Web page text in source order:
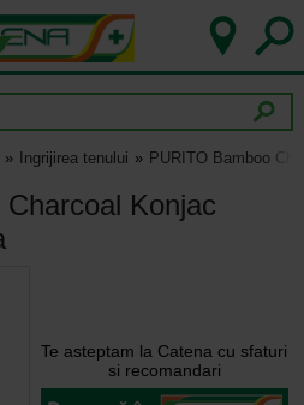
Ingrijirea tenului PURITO Bamboo
Konjac
Te asteptam la Catena cu sfaturi
si recomandari